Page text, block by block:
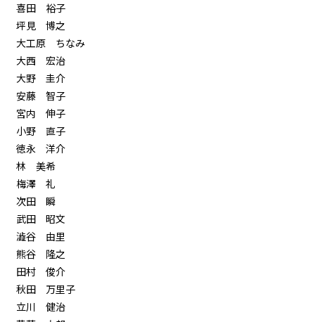
喜田 裕子
坪見 博之
大工原 ちなみ
大西 宏治
大野 圭介
安藤 智子
宮内 伸子
小野 直子
徳永 洋介
林 美希
梅澤 礼
次田 瞬
武田 昭文
澁谷 由里
熊谷 隆之
田村 俊介
秋田 万里子
立川 健治